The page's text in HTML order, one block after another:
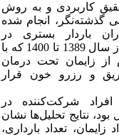
کاربردی و به روش
گذشته‌نگر، انجام شده
باردار بستری در
بیمارستان روحانی بابل از سال 1389 تا 1400 که با
زایمان تحت درمان
و رزرو خون قرار
شرکت‌کننده در
بود، نتایج تحلیل‌ها نشان
تعداد بارداری،